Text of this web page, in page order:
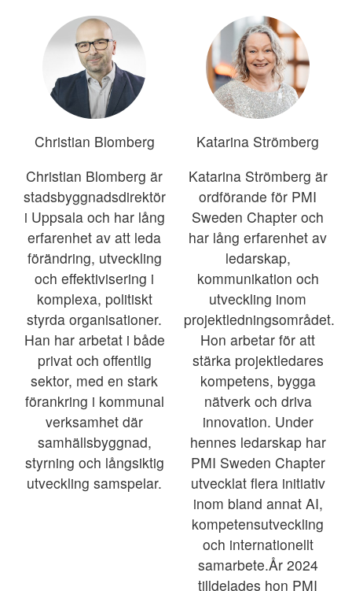
Christian Blomberg
Christian Blomberg är
stadsbyggnadsdirektör
i Uppsala och har lång
erfarenhet av att leda
förändring, utveckling
och effektivisering i
komplexa, politiskt
styrda organisationer.
Han har arbetat i både
privat och offentlig
sektor, med en stark
förankring i kommunal
verksamhet där
samhällsbyggnad,
styrning och långsiktig
utveckling samspelar.
Katarina Strömberg
Katarina Strömberg är
ordförande för PMI
Sweden Chapter och
har lång erfarenhet av
ledarskap,
kommunikation och
utveckling inom
projektledningsområdet.
Hon arbetar för att
stärka projektledares
kompetens, bygga
nätverk och driva
innovation. Under
hennes ledarskap har
PMI Sweden Chapter
utvecklat flera initiativ
inom bland annat AI,
kompetensutveckling
och internationellt
samarbete.År 2024
tilldelades hon PMI